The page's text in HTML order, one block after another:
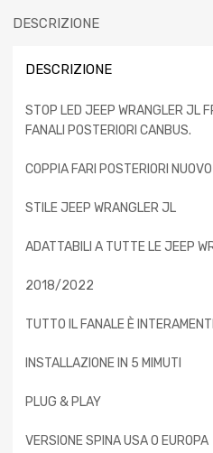
DESCRIZIONE
DESCRIZIONE
STOP LED JEEP WRANGLER JL
FANALI POSTERIORI CANBUS.
COPPIA FARI POSTERIORI
STILE JEEP WRANGLER JL
ADATTABILI A TUTTE LE JEEP
2018/2022
TUTTO IL FANALE È
INSTALLAZIONE IN 5 MIMUTI
PLUG & PLAY
VERSIONE SPINA USA O EUROPA